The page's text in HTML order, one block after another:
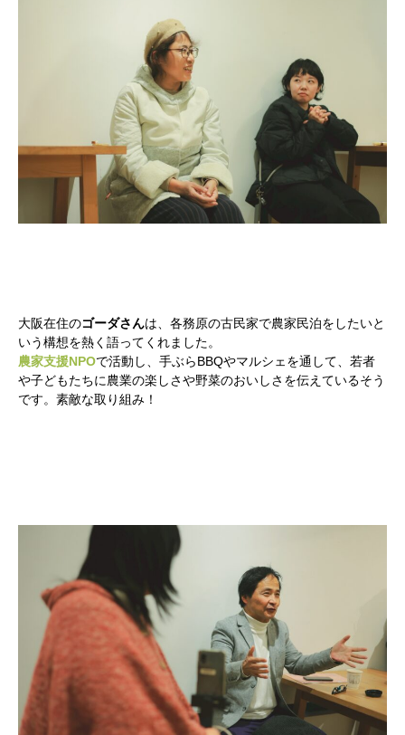
大阪在住のゴーダさんは、各務原の古民家で農家民泊をしたいと
いう構想を熱く語ってくれました。
農家支援NPOで活動し、手ぶらBBQやマルシェを通して、若者
や子どもたちに農業の楽しさや野菜のおいしさを伝えているそう
です。素敵な取り組み！